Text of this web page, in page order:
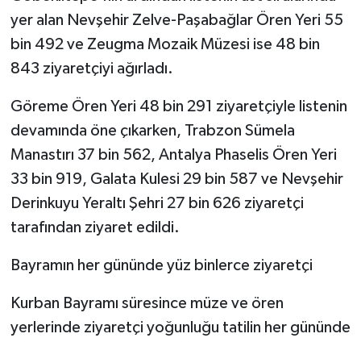
yer alan Nevşehir Zelve-Paşabağlar Ören Yeri 55
bin 492 ve Zeugma Mozaik Müzesi ise 48 bin
843 ziyaretçiyi ağırladı.
Göreme Ören Yeri 48 bin 291 ziyaretçiyle listenin
devamında öne çıkarken, Trabzon Sümela
Manastırı 37 bin 562, Antalya Phaselis Ören Yeri
33 bin 919, Galata Kulesi 29 bin 587 ve Nevşehir
Derinkuyu Yeraltı Şehri 27 bin 626 ziyaretçi
tarafından ziyaret edildi.
Bayramın her gününde yüz binlerce ziyaretçi
Kurban Bayramı süresince müze ve ören
yerlerinde ziyaretçi yoğunluğu tatilin her gününde